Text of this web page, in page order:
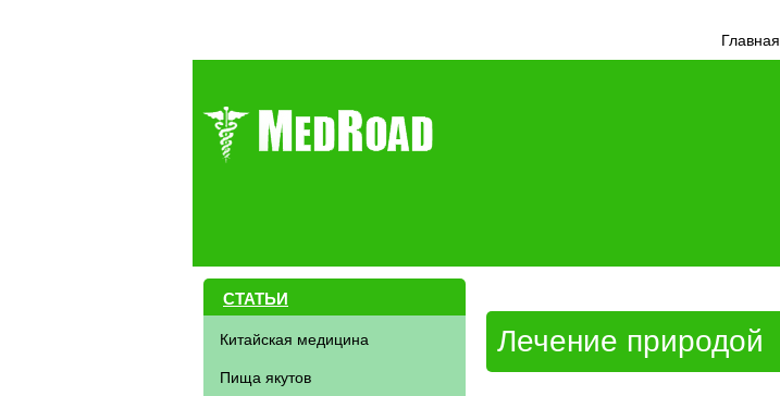
Главная
СТАТЬИ
Китайская медицина
Пища якутов
Лечение природой